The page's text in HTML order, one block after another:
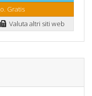
Gratis
Valuta altri siti web